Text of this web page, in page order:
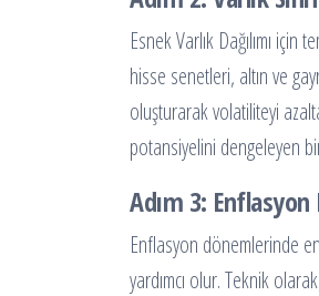
Esnek Varlık Dağılımı
hisse senetleri, altın ve
oluşturarak volatiliteyi
potansiyelini dengeleyen
Adım 3:
Enflasyon dönemlerinde
yardımcı olur. Teknik